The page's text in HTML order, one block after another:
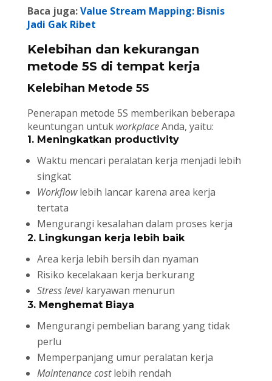
Baca juga:Value Stream Mapping: Bisnis
Jadi Gak Ribet
Kelebihan dan kekurangan
metode 5S di tempat kerja
Kelebihan Metode 5S
Penerapan metode 5S memberikan beberapa
keuntungan untuk workplaceAnda, yaitu:
1. Meningkatkan productivity
Waktu mencari peralatan kerja menjadi lebih
singkat
Workflowlebih lancar karena area kerja
tertata
Mengurangi kesalahan dalam proses kerja
2. Lingkungan kerja lebih baik
Area kerja lebih bersih dan nyaman
Risiko kecelakaan kerja berkurang
Stress levelkaryawan menurun
3. Menghemat Biaya
Mengurangi pembelian barang yang tidak
perlu
Memperpanjang umur peralatan kerja
Maintenance costlebih rendah